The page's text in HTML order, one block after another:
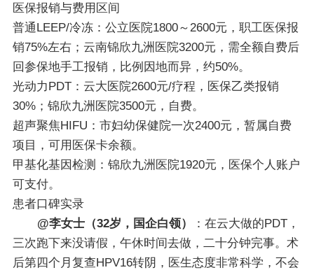
医保报销与费用区间
普通LEEP/冷冻：公立医院1800～2600元，职工医保报
销75%左右；云南锦欣九洲医院3200元，需全额自费后
回参保地手工报销，比例因地而异，约50%。
光动力PDT：云大医院2600元/疗程，医保乙类报销
30%；锦欣九洲医院3500元，自费。
超声聚焦HIFU：市妇幼保健院一次2400元，暂属自费
项目，可用医保卡余额。
甲基化基因检测：锦欣九洲医院1920元，医保个人账户
可支付。
患者口碑实录
@李女士（32岁，国企白领）
：在云大做的PDT，
三次跑下来没请假，午休时间去做，二十分钟完事。术
后第四个月复查HPV16转阴，医生态度非常科学，不会